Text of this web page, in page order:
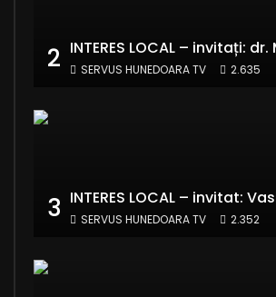
2 SERVUS HUNEDOARA TV 2.635
3 SERVUS HUNEDOARA TV 2.352